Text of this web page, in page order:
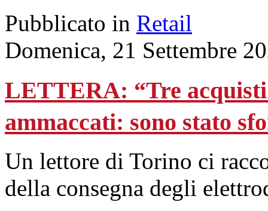
Pubblicato in Retail
Domenica, 21 Settembre
LETTERA: “Tre
ammaccati: sono stato
Un lettore di Torino ci
della consegna degli